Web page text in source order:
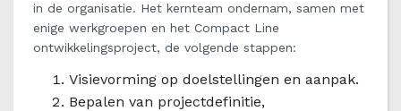
in de organisatie. Het kernteam ondernam, samen met
enige werkgroepen en het Compact Line
ontwikkelingsproject, de volgende stappen:
Visievorming op doelstellingen en aanpak.
Bepalen van projectdefinitie,